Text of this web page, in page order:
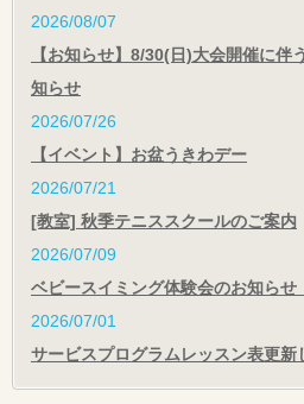
2026/08/07
【お知らせ】8/30(日)大会開催に伴
知らせ
2026/07/26
【イベント】お盆うきわデー
2026/07/21
[教室] 秋季テニススクールのご案内
2026/07/09
ベビースイミング体験会のお知ら
2026/07/01
サービスプログラムレッスン表更新